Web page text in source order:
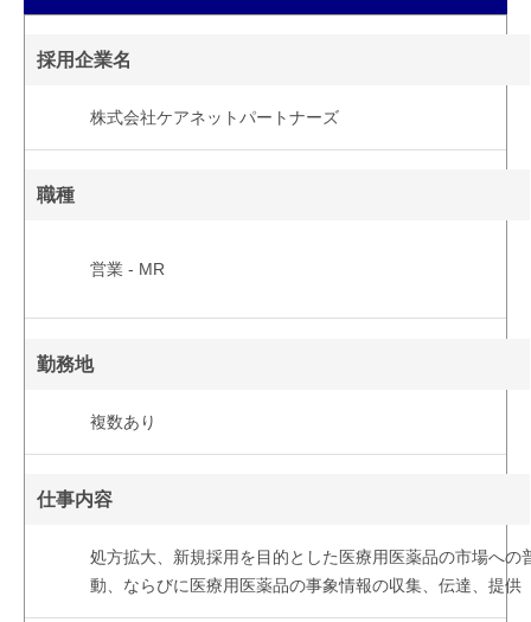
採用企業名
株式会社ケアネットパートナーズ
職種
営業 - MR
勤務地
複数あり
仕事内容
処方拡大、新規採用を目的とした医療用医薬品の市場への
動、ならびに医療用医薬品の事象情報の収集、伝達、提供